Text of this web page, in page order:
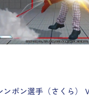
ンポン選手（さくら）